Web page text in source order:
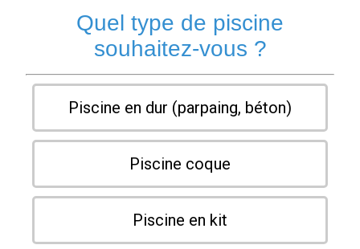
Quel type de piscine
souhaitez-vous ?
Piscine en dur (parpaing, béton)
Piscine coque
Piscine en kit